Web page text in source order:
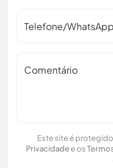
Telefone/WhatsApp
Comentário
Este site é protegido
Privacidadee os